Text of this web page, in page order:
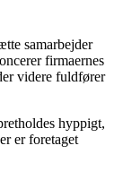
samarbejder
firmaernes
videre fuldfører
hyppigt,
er foretaget